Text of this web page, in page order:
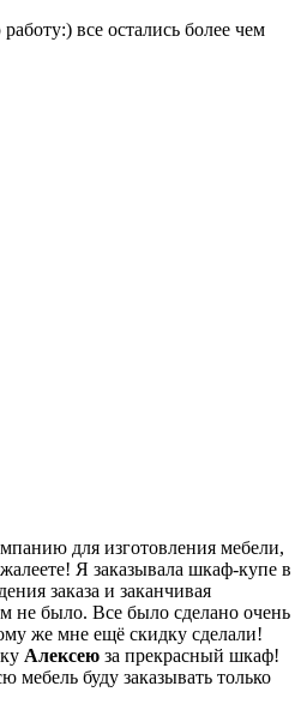
все остались более чем
для изготовления мебели,
Я заказывала шкаф-купе в
заказа и заканчивая
не было. Все было сделано очень
же мне ещё скидку сделали!
Алексею за прекрасный шкаф!
мебель буду заказывать только